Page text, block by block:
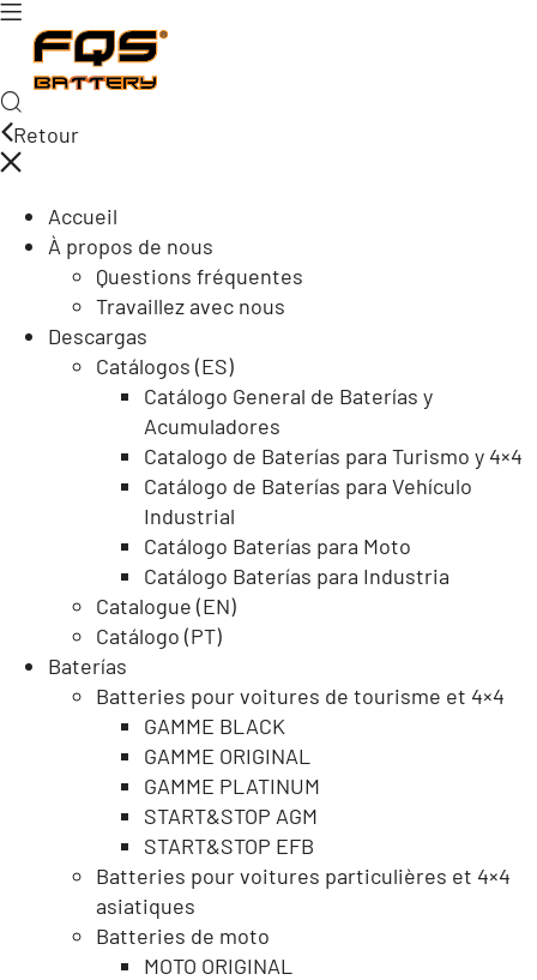
Retour
Accueil
À propos de nous
Questions fréquentes
Travaillez avec nous
Descargas
Catálogos (ES)
Catálogo General de Baterías y
Acumuladores
Catalogo de Baterías para Turismo y 4×4
Catálogo de Baterías para Vehículo
Industrial
Catálogo Baterías para Moto
Catálogo Baterías para Industria
Catalogue (EN)
Catálogo (PT)
Baterías
Batteries pour voitures de tourisme et 4×4
GAMME BLACK
GAMME ORIGINAL
GAMME PLATINUM
START&STOP AGM
START&STOP EFB
Batteries pour voitures particulières et 4×4
asiatiques
Batteries de moto
MOTO ORIGINAL